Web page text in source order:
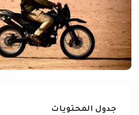
جدول المحتويات